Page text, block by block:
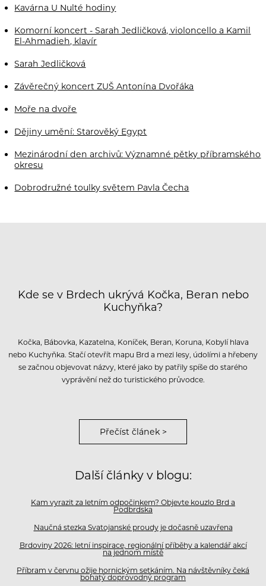
Kavárna U Nulté hodiny
Komorní koncert - Sarah Jedličková, violoncello a Kamil
El-Ahmadieh, klavír
Sarah Jedličková
Závěrečný koncert ZUŠ Antonína Dvořáka
Moře na dvoře
Dějiny umění: Starověký Egypt
Mezinárodní den archivů: Významné pětky příbramského
okresu
Dobrodružné toulky světem Pavla Čecha
Kde se v Brdech ukrývá Kočka, Beran nebo
Kuchyňka?
Kočka, Bábovka, Kazatelna, Koníček, Beran, Koruna, Kobylí hlava
nebo Kuchyňka. Stačí otevřít mapu Brd a mezi lesy, údolími a hřebeny
se začnou objevovat názvy, které jako by patřily spíše do starého
vyprávění než do turistického průvodce.
Přečíst článek >
Další články v blogu:
Kam vyrazit za letním odpočinkem? Objevte kouzlo Brd a
Podbrdska
Naučná stezka Svatojanské proudy je dočasně uzavřena
Brdoviny 2026: letní inspirace, regionální příběhy a kalendář akcí
na jednom místě
Příbram v červnu ožije hornickým setkáním. Na návštěvníky čeká
bohatý doprovodný program